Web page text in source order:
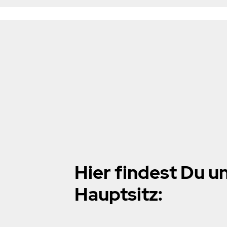
Hier findest Du
Hauptsitz: